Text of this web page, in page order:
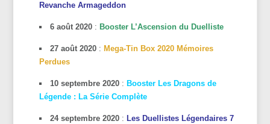
Revanche Armageddon
6 août 2020 : Booster L’Ascension du Duelliste
27 août 2020 : Mega-Tin Box 2020 Mémoires
Perdues
10 septembre 2020 : Booster Les Dragons de
Légende : La Série Complète
24 septembre 2020 : Les Duellistes Légendaires 7